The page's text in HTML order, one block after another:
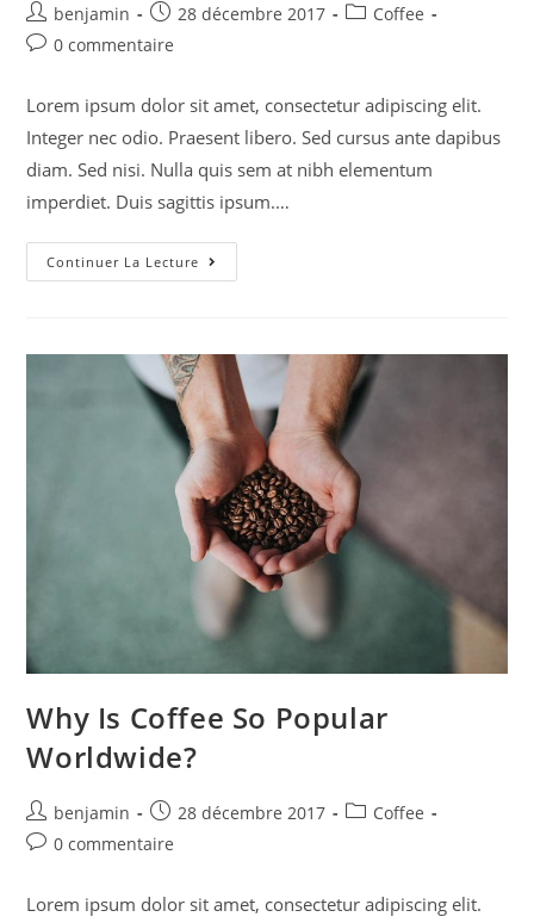
benjamin 28 décembre 2017
Coffee
0 commentaire
Lorem ipsum dolor sit amet, consectetur adipiscing elit.
Integer nec odio. Praesent libero. Sed cursus ante dapibus
diam. Sed nisi. Nulla quis sem at nibh elementum
imperdiet. Duis sagittis ipsum.…
Continuer La Lecture
Why Is Coffee So Popular
Worldwide?
benjamin 28 décembre 2017
Coffee
0 commentaire
Lorem ipsum dolor sit amet, consectetur adipiscing elit.